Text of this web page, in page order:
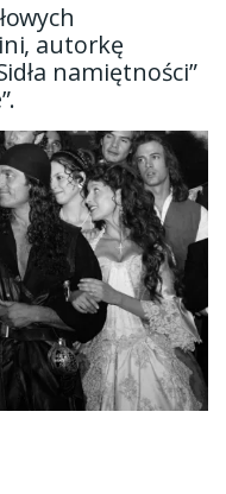
autorkę
namiętności”